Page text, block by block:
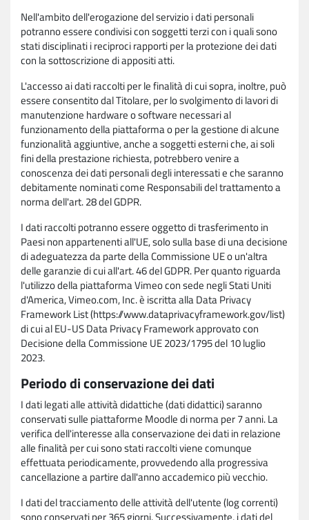
Nell'ambito dell'erogazione del servizio i dati personali
potranno essere condivisi con soggetti terzi con i quali sono
stati disciplinati i reciproci rapporti per la protezione dei dati
con la sottoscrizione di appositi atti.
L'accesso ai dati raccolti per le finalità di cui sopra, inoltre, può
essere consentito dal Titolare, per lo svolgimento di lavori di
manutenzione hardware o software necessari al
funzionamento della piattaforma o per la gestione di alcune
funzionalità aggiuntive, anche a soggetti esterni che, ai soli
fini della prestazione richiesta, potrebbero venire a
conoscenza dei dati personali degli interessati e che saranno
debitamente nominati come Responsabili del trattamento a
norma dell'art. 28 del GDPR.
I dati raccolti potranno essere oggetto di trasferimento in
Paesi non appartenenti all'UE, solo sulla base di una decisione
di adeguatezza da parte della Commissione UE o un'altra
delle garanzie di cui all'art. 46 del GDPR. Per quanto riguarda
l'utilizzo della piattaforma Vimeo con sede negli Stati Uniti
d'America, Vimeo.com, Inc. è iscritta alla Data Privacy
Framework List (https://www.dataprivacyframework.gov/list)
di cui al EU-US Data Privacy Framework approvato con
Decisione della Commissione UE 2023/1795 del 10 luglio
2023.
Periodo di conservazione dei dati
I dati legati alle attività didattiche (dati didattici) saranno
conservati sulle piattaforme Moodle di norma per 7 anni. La
verifica dell'interesse alla conservazione dei dati in relazione
alle finalità per cui sono stati raccolti viene comunque
effettuata periodicamente, provvedendo alla progressiva
cancellazione a partire dall'anno accademico più vecchio.
I dati del tracciamento delle attività dell'utente (log correnti)
sono conservati per 365 giorni. Successivamente, i dati del